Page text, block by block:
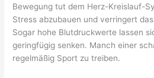
Bewegung tut dem Herz-Kreislauf-
Stress abzubauen und verringert
Sogar hohe Blutdruckwerte lassen
geringfügig senken. Manch einer
regelmäßig Sport zu treiben.